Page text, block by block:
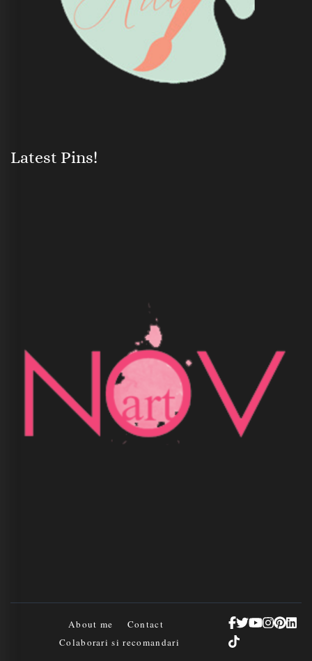
Latest Pins!
About me
Contact
Colaborari si recomandari